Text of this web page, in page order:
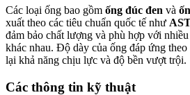
Các loại ống bao gồm ống đúc đen và
xuất theo các tiêu chuẩn quốc tế như
đảm bảo chất lượng và phù hợp với
khác nhau. Độ dày của ống đáp ứng theo
lại khả năng chịu lực và độ bền vượt trội.
Các thông tin kỹ thuật